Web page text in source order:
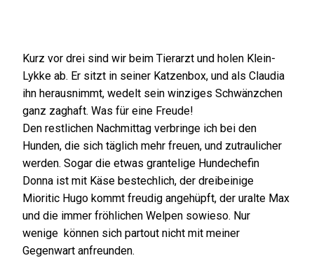
Kurz vor drei sind wir beim Tierarzt und holen Klein-
Lykke ab. Er sitzt in seiner Katzenbox, und als Claudia
ihn herausnimmt, wedelt sein winziges Schwänzchen
ganz zaghaft. Was für eine Freude!
Den restlichen Nachmittag verbringe ich bei den
Hunden, die sich täglich mehr freuen, und zutraulicher
werden. Sogar die etwas grantelige Hundechefin
Donna ist mit Käse bestechlich, der dreibeinige
Mioritic Hugo kommt freudig angehüpft, der uralte Max
und die immer fröhlichen Welpen sowieso. Nur
wenige können sich partout nicht mit meiner
Gegenwart anfreunden.